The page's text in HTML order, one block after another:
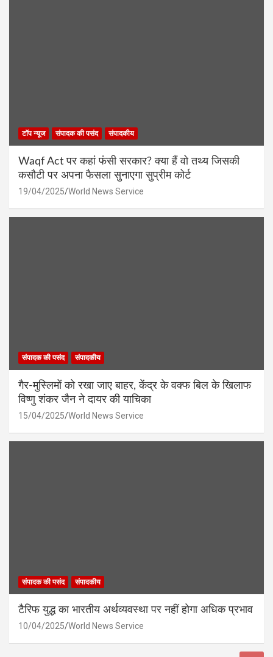
टॉप न्यूज संपादक की पसंद संपादकीय
Waqf Act पर कहां फंसी सरकार? क्या हैं वो तथ्य जिसकी
कसौटी पर अपना फैसला सुनाएगा सुप्रीम कोर्ट
19/04/2025 World News Service
संपादक की पसंद संपादकीय
गैर-मुस्लिमों को रखा जाए बाहर, केंद्र के वक्फ बिल के खिलाफ
विष्णु शंकर जैन ने दायर की याचिका
15/04/2025 World News Service
संपादक की पसंद संपादकीय
टैरिफ युद्ध का भारतीय अर्थव्यवस्था पर नहीं होगा अधिक प्रभाव
10/04/2025 World News Service